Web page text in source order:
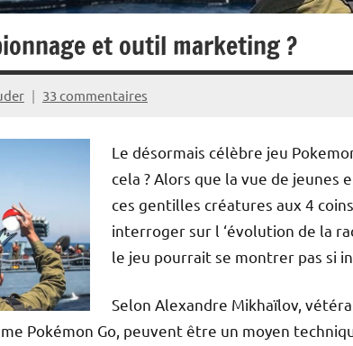
et outil marketing ?
33 commentaires
Le désormais célèbre jeu
cela ? Alors que la vue de jeunes
ces gentilles créatures aux 4
interroger sur l ‘évolution de la
le jeu pourrait se montrer pas si
Selon Alexandre Mikhaïlov,
Pokémon Go, peuvent être un moyen